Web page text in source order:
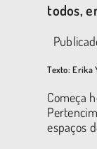
todos,
Texto: Erika
Começa
espaços